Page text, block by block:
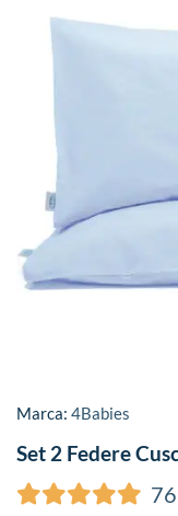
Marca: 4Babies
Set 2 Federe